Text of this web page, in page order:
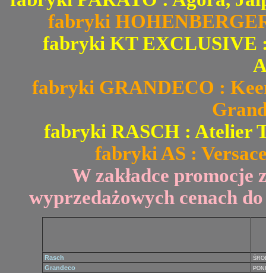
fabryki
fabryki KT EXCLUSIVE
fabryki GRANDECO :
fabryki RASCH : Atelier
fabryki AS :
W zakładce promocje
wyprzedażowych cenach
Rasch
Grandeco